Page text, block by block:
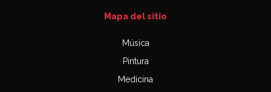
Mapa del sitio
Música
Pintura
Medicina